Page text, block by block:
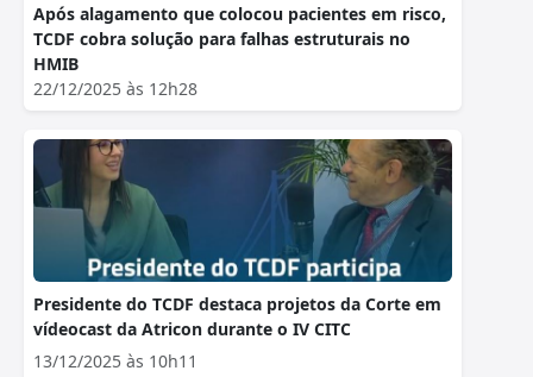
Após alagamento que colocou pacientes em risco,
TCDF cobra solução para falhas estruturais no
HMIB
22/12/2025 às 12h28
Presidente do TCDF destaca projetos da Corte em
vídeocast da Atricon durante o IV CITC
13/12/2025 às 10h11